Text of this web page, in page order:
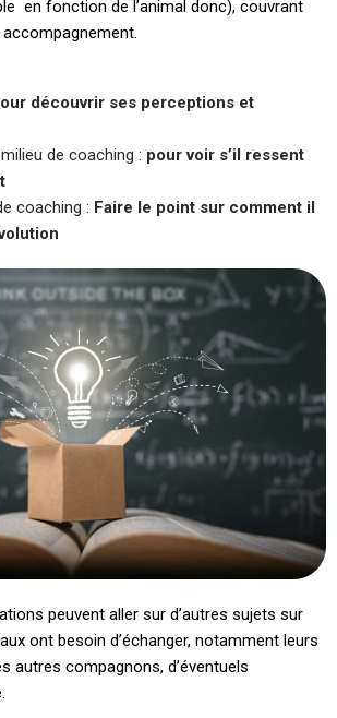
en fonction de l’animal donc), couvrant
accompagnement.
découvrir ses perceptions et
de coaching : pour voir s’il ressent
coaching : Faire le point sur comment il
peuvent aller sur d’autres sujets sur
ont besoin d’échanger, notamment leurs
autres compagnons, d’éventuels